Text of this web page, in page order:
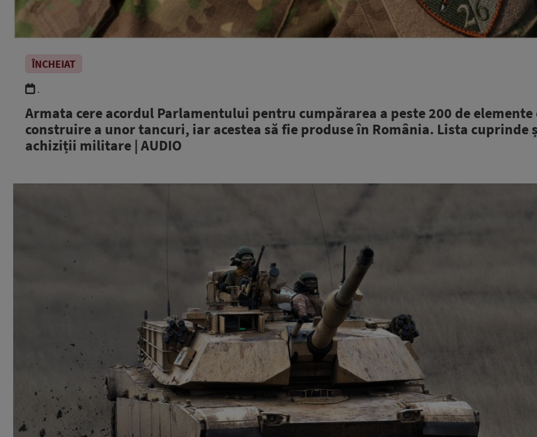
ÎNCHEIAT
.
Armata cere acordul Parlamentului pentru cumpărarea a peste 200 de elemente
construire a unor tancuri, iar acestea să fie produse în România. Lista cuprinde
achiziții militare | AUDIO